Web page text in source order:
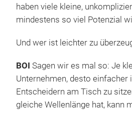
haben viele kleine,
mindestens so viel Potenzial
Und wer ist leichter zu
BOI Sagen wir es mal so: Je
Unternehmen, desto einfacher
Entscheidern am Tisch zu
gleiche Wellenlänge hat, kann